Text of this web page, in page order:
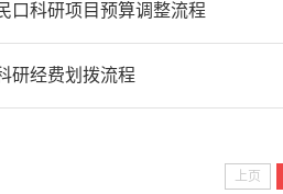
口科研项目预算调整流程
研经费划拨流程
上页